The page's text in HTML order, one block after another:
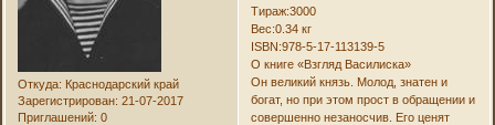
Откуда: Краснодарский край
Зарегистрирован: 21-07-2017
Приглашений: 0
Тираж:3000
Вес:0.34 кг
ISBN:978-5-17-113139-5
О книге «Взгляд Василиска»
Он великий князь. Молод, знатен и
богат, но при этом прост в обращении и
совершенно незаносчив. Его ценят